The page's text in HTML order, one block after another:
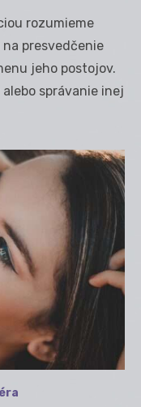
rozumieme
presvedčenie
jeho postojov.
správanie inej